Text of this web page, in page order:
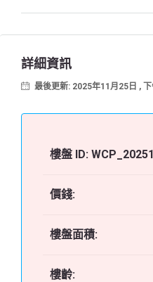
詳細資訊
最後更新: 2025年11月25日 ,
樓盤 ID:
價錢:
樓盤面積:
樓齡: